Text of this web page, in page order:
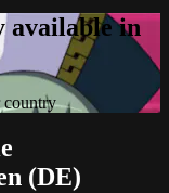
available in
country
(DE)